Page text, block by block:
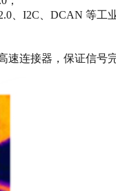
、I2C、DCAN 等工
速连接器，保证信号